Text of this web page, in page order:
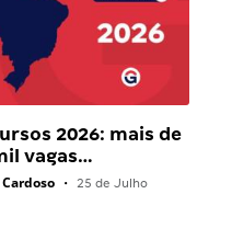
2026: mais de
vagas…
• 25 de Julho